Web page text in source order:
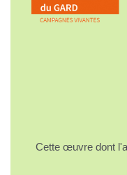
Cette œuvre dont